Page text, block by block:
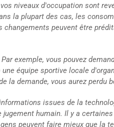
niveaux d'occupation sont
la plupart des cas, les
peuvent être
exemple, vous pouvez
équipe sportive locale
la demande, vous aurez perdu
issues de la
humain. Il y a
peuvent faire mieux que la